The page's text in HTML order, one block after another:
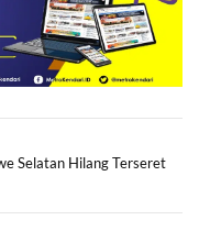
Selatan Hilang Terseret